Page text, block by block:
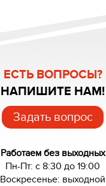
ЕСТЬ ВОПРОСЫ?
НАПИШИТЕ НАМ!
Задать вопрос
Работаем без выходных
Пн-Пт: с 8:30 до 19:00
Воскресенье: выходной